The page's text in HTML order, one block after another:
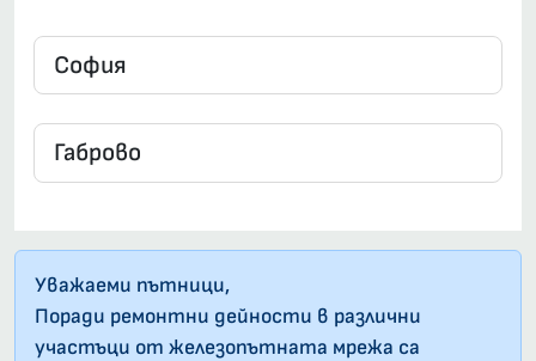
Уважаеми пътници,
Поради ремонтни дейности в различни
участъци от железопътната мрежа са